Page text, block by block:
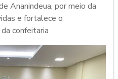
Ananindeua, por meio da
e fortalece o
confeitaria